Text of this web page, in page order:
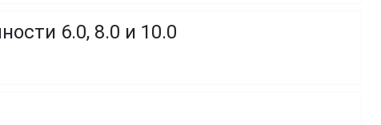
6.0, 8.0 и 10.0